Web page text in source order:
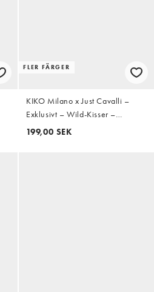
FLER FÄRGER
KIKO Milano x Just Cavalli –
Exklusivt – Wild-Kisser –
Läppenna - 03 No Rulez
199,00 SEK